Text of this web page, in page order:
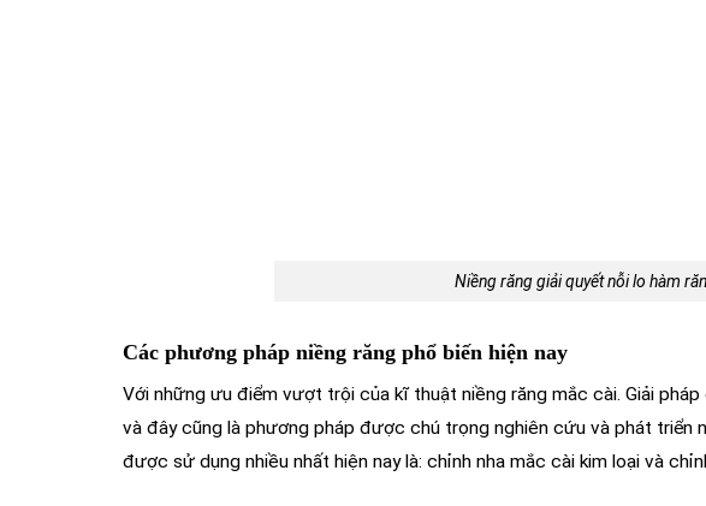
Niềng răng giải quyết nỗi lo hàm
Các phương pháp niềng răng phổ biến hiện nay
Với những ưu điểm vượt trội của kĩ thuật niềng răng mắc cài. Giải
và đây cũng là phương pháp được chú trọng nghiên cứu và phát triển
được sử dụng nhiều nhất hiện nay là: chỉnh nha mắc cài kim loại và